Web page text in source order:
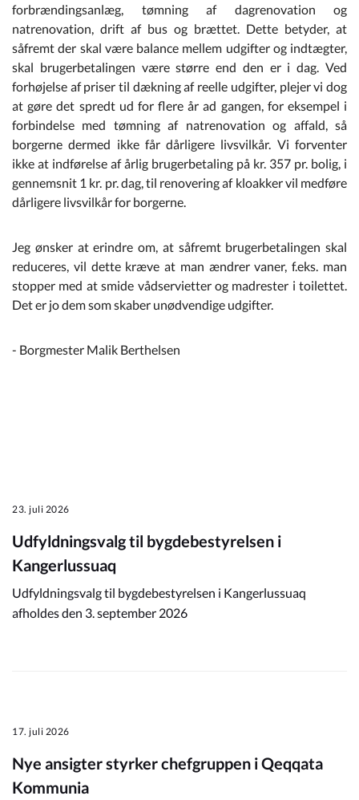
forbrændingsanlæg, tømning af dagrenovation og
natrenovation, drift af bus og brættet. Dette betyder, at
såfremt der skal være balance mellem udgifter og indtægter,
skal brugerbetalingen være større end den er i dag. Ved
forhøjelse af priser til dækning af reelle udgifter, plejer vi dog
at gøre det spredt ud for flere år ad gangen, for eksempel i
forbindelse med tømning af natrenovation og affald, så
borgerne dermed ikke får dårligere livsvilkår. Vi forventer
ikke at indførelse af årlig brugerbetaling på kr. 357 pr. bolig, i
gennemsnit 1 kr. pr. dag, til renovering af kloakker vil medføre
dårligere livsvilkår for borgerne.
Jeg ønsker at erindre om, at såfremt brugerbetalingen skal
reduceres, vil dette kræve at man ændrer vaner, f.eks. man
stopper med at smide vådservietter og madrester i toilettet.
Det er jo dem som skaber unødvendige udgifter.
- Borgmester Malik Berthelsen
23. juli 2026
Udfyldningsvalg til bygdebestyrelsen i
Kangerlussuaq
Udfyldningsvalg til bygdebestyrelsen i Kangerlussuaq
afholdes den 3. september 2026
17. juli 2026
Nye ansigter styrker chefgruppen i Qeqqata
Kommunia